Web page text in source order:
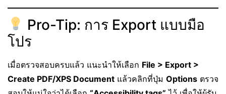
Pro-Tip: การ Export แบบมือ
โปร
เมื่อตรวจสอบครบแล้ว แนะนำให้เลือก File > Export >
Create PDF/XPS Document แล้วคลิกที่ปุ่ม Options ตรวจ